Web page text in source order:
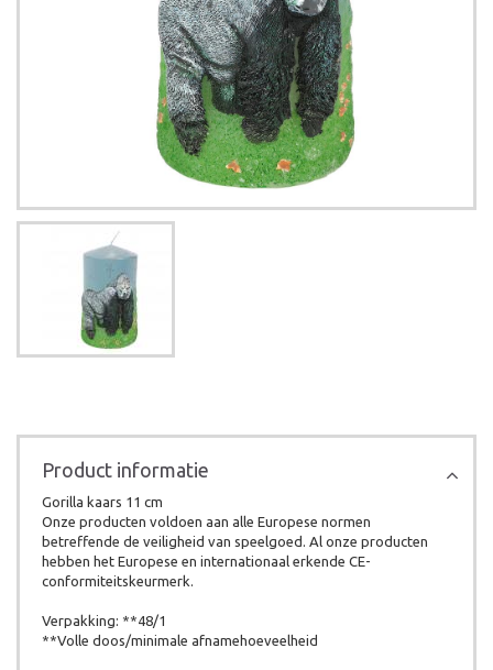
Product informatie
Gorilla kaars 11 cm
Onze producten voldoen aan alle Europese normen
betreffende de veiligheid van speelgoed. Al onze producten
hebben het Europese en internationaal erkende CE-
conformiteitskeurmerk.
Verpakking: **48/1
**Volle doos/minimale afnamehoeveelheid